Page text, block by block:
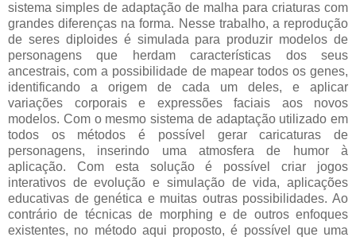
sistema simples de adaptação de malha para criaturas com
grandes diferenças na forma. Nesse trabalho, a reprodução
de seres diploides é simulada para produzir modelos de
personagens que herdam características dos seus
ancestrais, com a possibilidade de mapear todos os genes,
identificando a origem de cada um deles, e aplicar
variações corporais e expressões faciais aos novos
modelos. Com o mesmo sistema de adaptação utilizado em
todos os métodos é possível gerar caricaturas de
personagens, inserindo uma atmosfera de humor à
aplicação. Com esta solução é possível criar jogos
interativos de evolução e simulação de vida, aplicações
educativas de genética e muitas outras possibilidades. Ao
contrário de técnicas de morphing e de outros enfoques
existentes, no método aqui proposto, é possível que uma